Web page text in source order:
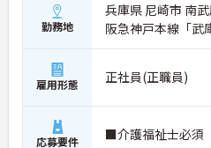
勤務地
兵庫県 尼崎市 南
阪急神戸本線「武
雇用形態 正社員(正職員)
応募要件 ■介護福祉士必須